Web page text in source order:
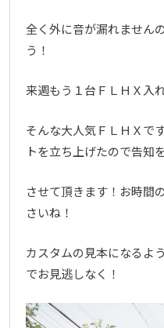
全く外に音が漏れません
う！
来週もう１台ＦＬＨＸ入
そんな大人気ＦＬＨＸで
トを立ち上げたので告知を
させて頂きます！お時間
さいね！
カスタムの見本になるよ
でお見逃しなく！